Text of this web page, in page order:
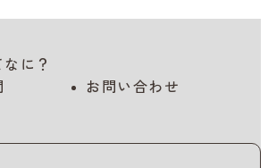
に？
お問い合わせ